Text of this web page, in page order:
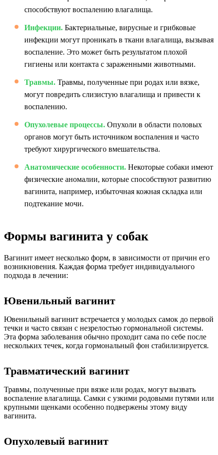
способствуют воспалению влагалища.
Инфекции. Бактериальные, вирусные и грибковые
инфекции могут проникать в ткани влагалища, вызывая
воспаление. Это может быть результатом плохой
гигиены или контакта с зараженными животными.
Травмы. Травмы, полученные при родах или вязке,
могут повредить слизистую влагалища и привести к
воспалению.
Опухолевые процессы. Опухоли в области половых
органов могут быть источником воспаления и часто
требуют хирургического вмешательства.
Анатомические особенности. Некоторые собаки имеют
физические аномалии, которые способствуют развитию
вагинита, например, избыточная кожная складка или
подтекание мочи.
Формы вагинита у собак
Вагинит имеет несколько форм, в зависимости от причин его
возникновения. Каждая форма требует индивидуального
подхода в лечении:
Ювенильный вагинит
Ювенильный вагинит встречается у молодых самок до первой
течки и часто связан с незрелостью гормональной системы.
Эта форма заболевания обычно проходит сама по себе после
нескольких течек, когда гормональный фон стабилизируется.
Травматический вагинит
Травмы, полученные при вязке или родах, могут вызвать
воспаление влагалища. Самки с узкими родовыми путями или
крупными щенками особенно подвержены этому виду
вагинита.
Опухолевый вагинит